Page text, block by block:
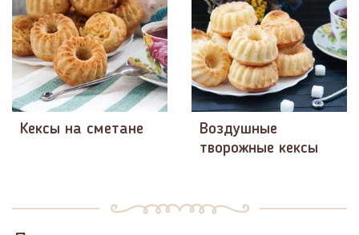
Кексы на сметане
Воздушные
творожные кексы